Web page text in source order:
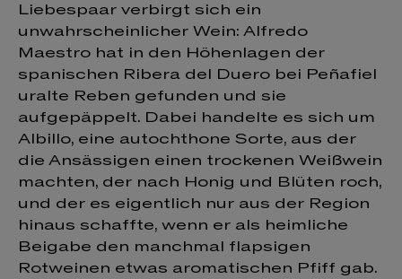
Liebespaar verbirgt sich ein
unwahrscheinlicher Wein: Alfredo
Maestro hat in den Höhenlagen der
spanischen Ribera del Duero bei Peñafiel
uralte Reben gefunden und sie
aufgepäppelt. Dabei handelte es sich um
Albillo, eine autochthone Sorte, aus der
die Ansässigen einen trockenen Weißwein
machten, der nach Honig und Blüten roch,
und der es eigentlich nur aus der Region
hinaus schaffte, wenn er als heimliche
Beigabe den manchmal flapsigen
Rotweinen etwas aromatischen Pfiff gab.